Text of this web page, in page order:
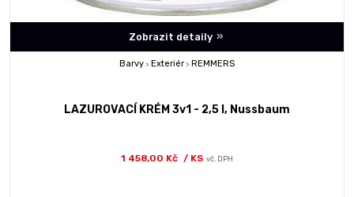
Zobrazit detaily
Barvy>Exteriér>REMMERS
LAZUROVACÍ KRÉM 3v1 - 2,5 l, Nussbaum
1 458,00 Kč / KS vč. DPH